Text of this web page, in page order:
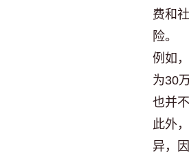
费和
险。
例如
为30
也并
此外
异，